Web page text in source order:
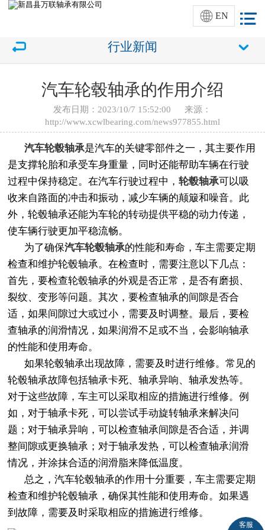
EN
行业新闻
汽车轮毂轴承的作用介绍
发布日期：2023/10/7 15:52:00 来源：
http://www.xcwlbearing.com/news977855.html
汽车轮毂轴承是汽车的关键零部件之一，其主要作用
是支撑轮胎和承受车身重量，同时还能帮助车辆在行驶
过程中保持稳定。在汽车行驶过程中，轮毂轴承可以吸
收来自路面的冲击和振动，减少车辆的颠簸和噪音。此
外，轮毂轴承还能为车轮的转动提供平稳的动力传递，
使车辆行驶更加平稳流畅。
为了确保汽车轮毂轴承的性能和寿命，车主需要定期
检查和维护轮毂轴承。在检查时，需要注意以下几点：
首先，要检查轮毂轴承的外观是否正常，是否有磨损、
裂纹、变形等问题。其次，要检查轴承的间隙是否合
适，如果间隙过大或过小，需要及时调整。最后，要检
查轴承的润滑情况，如果润滑不足或不当，会影响轴承
的性能和使用寿命。
如果轮毂轴承出现故障，需要及时进行维修。常见的
轮毂轴承故障包括轴承卡死、轴承异响、轴承发热等。
对于这些故障，车主可以采取相应的措施进行维修。例
如，对于轴承卡死，可以尝试手动旋转轴承来解决问
题；对于轴承异响，可以检查轴承间隙是否合适，并调
整间隙或更换轴承；对于轴承发热，可以检查轴承润滑
情况，并涂抹合适的润滑脂来降低温度。
总之，汽车轮毂轴承的作用十分重要，车主需要定期
检查和维护轮毂轴承，确保其性能和使用寿命。如果遇
到故障，需要及时采取相应的措施进行维修。
客服